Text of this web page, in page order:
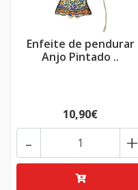
Enfeite de pendurar
Anjo Pintado ..
10,90€
+
-